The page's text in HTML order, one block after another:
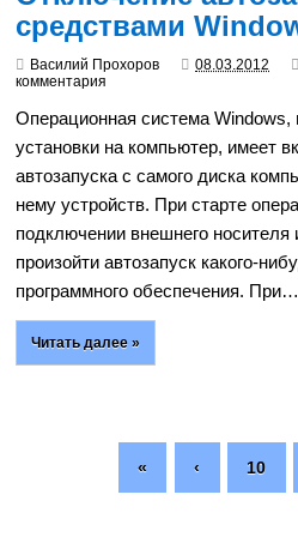
средствами
Василий Прохоров 08.03.2012
комментария
Операционная система
установки на компьютер, имеет
автозапуска с самого диска
нему устройств. При старте
подключении внешнего
произойти автозапуск какого-
программного обеспечения. При…
Читать далее »
« ‹ 10